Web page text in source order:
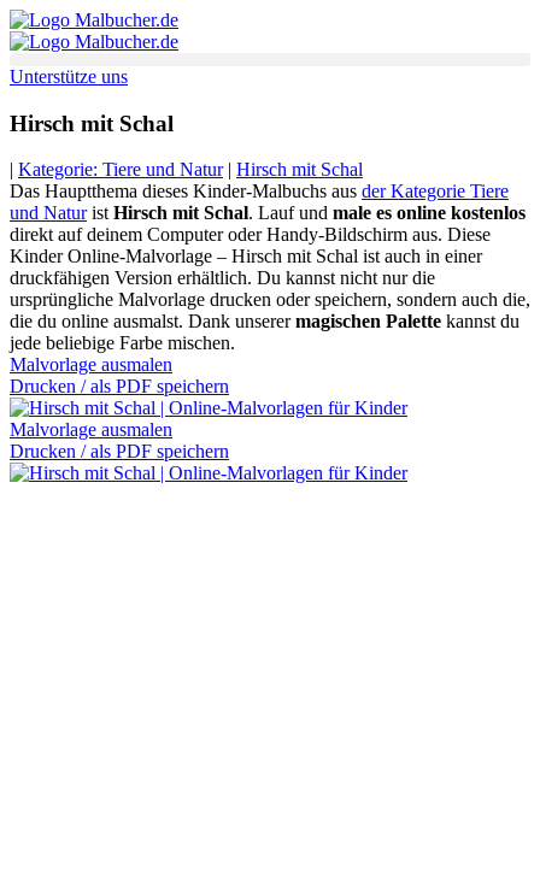
Zum
Inhalt
Unterstütze uns
Hirsch mit Schal
| Kategorie: Tiere und Natur| Hirsch mit Schal
Das Hauptthema dieses Kinder-Malbuchs aus der Kategorie Tiere
und NaturistHirsch mit Schal. Lauf und male es online kostenlos
direkt auf deinem Computer oder Handy-Bildschirm aus. Diese
Kinder Online-Malvorlage – Hirsch mit Schal ist auch in einer
druckfähigen Version erhältlich. Du kannst nicht nur die
ursprüngliche Malvorlage drucken oder speichern, sondern auch die,
die du online ausmalst. Dank unserermagischen Palette kannst du
jede beliebige Farbe mischen.
Malvorlage ausmalen
Drucken / als PDF speichern
Malvorlage ausmalen
Drucken / als PDF speichern